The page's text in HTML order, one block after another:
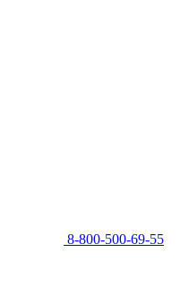
8-800-500-69-55